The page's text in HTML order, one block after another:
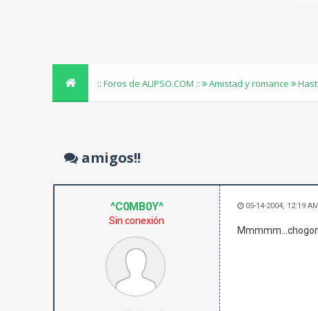
:: Foros de ALIPSO.COM :: Amistad y romance
amigos!!
^C0MB0Y^
Sin conexión
05-14-2004, 12:19 AM